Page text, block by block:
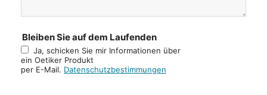
Bleiben Sie auf dem Laufenden
Ja, schicken Sie mir Informationen über
ein Oetiker Produkt
per E-Mail. Datenschutzbestimmungen